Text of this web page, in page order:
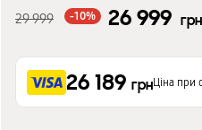
29 999 -10% 26 999 грн
26 189 грнЦіна при